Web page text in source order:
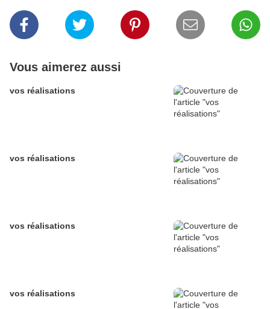
Vous aimerez aussi
vos réalisations
vos réalisations
vos réalisations
vos réalisations